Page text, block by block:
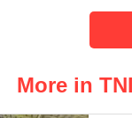
More in TNI